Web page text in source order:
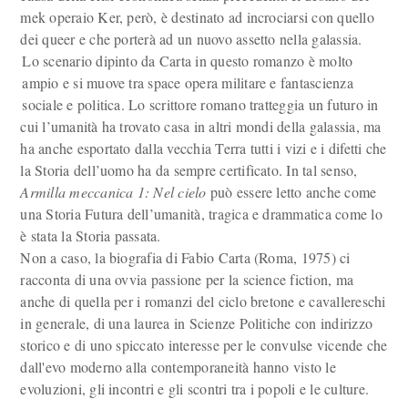
mek operaio Ker, però, è destinato ad incrociarsi con quello
dei queer e che porterà ad un nuovo assetto nella galassia.
Lo scenario dipinto da Carta in questo romanzo è molto
ampio e si muove tra space opera militare e fantascienza
sociale e politica. Lo scrittore romano tratteggia un futuro in
cui l’umanità ha trovato casa in altri mondi della galassia, ma
ha anche esportato dalla vecchia Terra tutti i vizi e i difetti che
la Storia dell’uomo ha da sempre certificato. In tal senso,
Armilla meccanica 1: Nel cielo può essere letto anche come
una Storia Futura dell’umanità, tragica e drammatica come lo
è stata la Storia passata.
Non a caso, la biografia di Fabio Carta (Roma, 1975) ci
racconta di una ovvia passione per la science fiction, ma
anche di quella per i romanzi del ciclo bretone e cavallereschi
in generale, di una laurea in Scienze Politiche con indirizzo
storico e di uno spiccato interesse per le convulse vicende che
dall'evo moderno alla contemporaneità hanno visto le
evoluzioni, gli incontri e gli scontri tra i popoli e le culture.